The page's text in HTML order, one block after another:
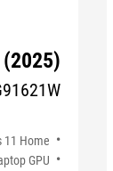
(2025)
11 Home
GPU